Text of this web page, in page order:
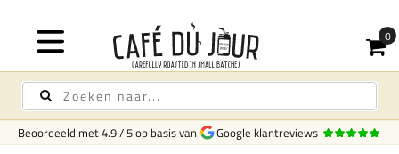
Beoordeeld met4.9/5op basis van Google klantreviews